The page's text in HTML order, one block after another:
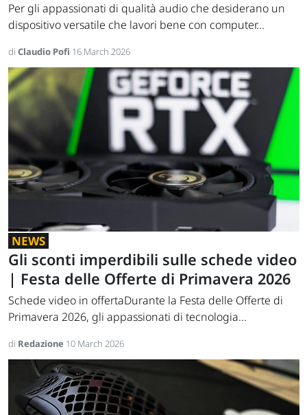
Per gli appassionati di qualità audio che desiderano un
dispositivo versatile che lavori bene con computer...
di Claudio Pofi 16 March 2026
NEWS
Gli sconti imperdibili sulle schede video
| Festa delle Offerte di Primavera 2026
Schede video in offertaDurante la Festa delle Offerte di
Primavera 2026, gli appassionati di tecnologia...
di Redazione 10 March 2026